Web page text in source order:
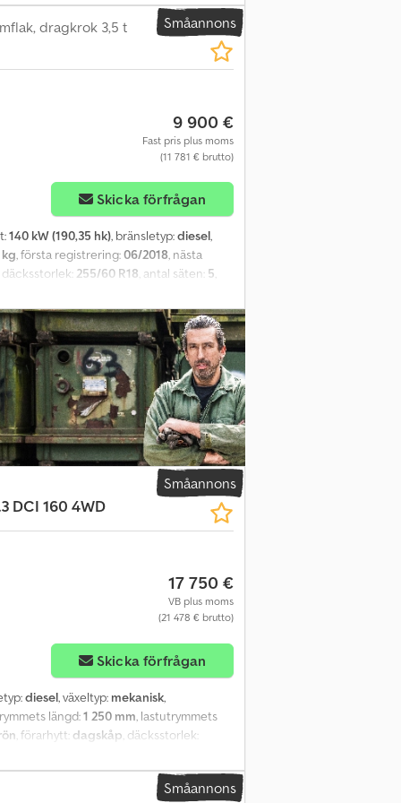
Nissan-axlar, skivbromssystem,
Tfcsfx Aiyock SI83895 Vårt erbjudande
vi gärna ett erbjudande från våra
allmänna leverans- och
för detta fordon. Kontakta oss
Småannons
dragkrok 3,5 t
9 900 €
Fast pris plus moms
(11 781 € brutto)
Skicka förfrågan
140 kW (190,35 hk), bränsletyp:diesel,
, första registrering:06/2018, nästa
däcksstorlek: 255/60 R18, antal säten: 5,
partikelfilter, året runt-däck,
H T Sjfx Aiyek Däck: 75 % kvar
Småannons
DCI 160 4WD
17 750 €
VB plus moms
(21 478 € brutto)
Skicka förfrågan
diesel, växeltyp: mekanisk,
längd:1 250 mm , lastutrymmets
, förarhytt: dagskåp , däcksstorlek:
centrallås, farthållare, fyrhjulsdrift,
och tillbehör = - Uppvärmda
- Inget - Lättmetallfälgar -Småannons